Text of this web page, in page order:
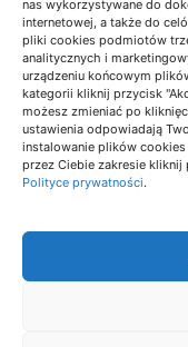
nas wykorzystywane do
internetowej, a także do
pliki cookies podmiotów
analitycznych i
urządzeniu końcowym
kategorii kliknij przycisk
możesz zmieniać po
ustawienia odpowiadają
instalowanie plików
przez Ciebie zakresie kliknij
Polityce prywatności.
BESKID
WEEKEND
18/06/2026